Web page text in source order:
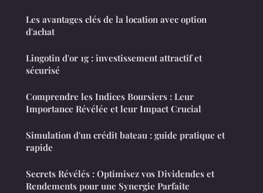
Les avantages clés de la location avec option
d'achat
Lingotin d'or 1g : investissement attractif et
sécurisé
Comprendre les Indices Boursiers : Leur
Importance Révélée et leur Impact Crucial
Simulation d'un crédit bateau : guide pratique et
rapide
Secrets Révélés : Optimisez vos Dividendes et
Rendements pour une Synergie Parfaite